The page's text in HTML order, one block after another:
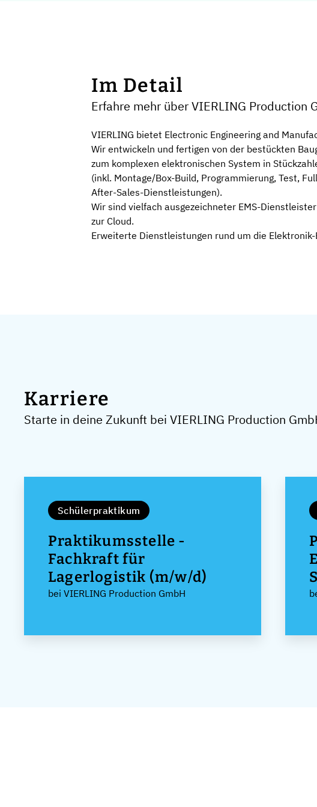
Im Detail
Erfahre mehr über VIERLING Production
VIERLING bietet Electronic Engineering and
Wir entwickeln und fertigen von der bestückten
zum komplexen elektronischen System in
(inkl. Montage/Box-Build, Programmierung, Test,
After-Sales-Dienstleistungen).
Wir sind vielfach ausgezeichneter EMS-
zur Cloud.
Erweiterte Dienstleistungen rund um die
Karriere
Starte in deine Zukunft bei VIERLING Production
Schülerpraktikum
Praktikumsstelle -
Fachkraft für
Lagerlogistik (m/w/d)
bei VIERLING Production GmbH